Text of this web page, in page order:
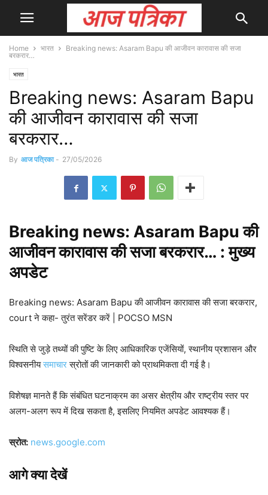
Home भारत
Breaking news: Asaram Bapu की आजीवन कारावास की सजा
बरकरार…
भारत
Breaking news: Asaram Bapu
की आजीवन कारावास की सजा
बरकरार…
By आज पत्रिका - 27/05/2026
Breaking news: Asaram Bapu की
आजीवन कारावास की सजा बरकरार… : मुख्य
अपडेट
Breaking news: Asaram Bapu की आजीवन कारावास की सजा बरकरार,
court ने कहा- तुरंत सरेंडर करें | POCSO MSN
स्थिति से जुड़े तथ्यों की पुष्टि के लिए आधिकारिक एजेंसियों, स्थानीय प्रशासन और
विश्वसनीयसमाचारस्रोतों की जानकारी को प्राथमिकता दी गई है।
विशेषज्ञ मानते हैं कि संबंधित घटनाक्रम का असर क्षेत्रीय और राष्ट्रीय स्तर पर
अलग-अलग रूप में दिख सकता है, इसलिए नियमित अपडेट आवश्यक हैं।
स्रोत: news.google.com
आगे क्या देखें